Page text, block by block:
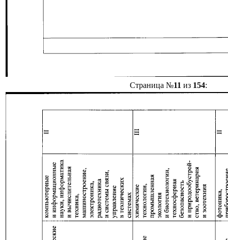
Страница №11 из 154: